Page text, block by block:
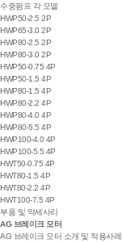
수중펌프 각 모델
HWP50-2.5 2P
HWP65-3.0 2P
HWP80-2.5 2P
HWP80-3.0 2P
HWP50-0.75 4P
HWP50-1.5 4P
HWP80-1.5 4P
HWP80-2.2 4P
HWP80-4.0 4P
HWP80-5.5 4P
HWP100-4.0 4P
HWP100-5.5 4P
HWT50-0.75 4P
HWT80-1.5 4P
HWT80-2.2 4P
HWT100-7.5 4P
부품 및 악세사리
AG 브레이크 모터
AG 브레이크 모터 소개 및 적용사례